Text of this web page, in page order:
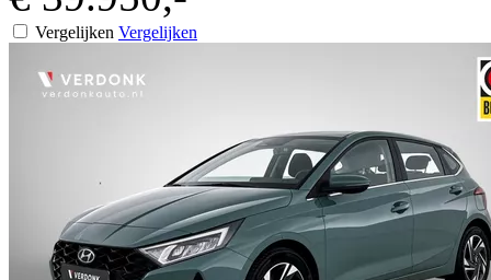
Vergelijken Vergelijken